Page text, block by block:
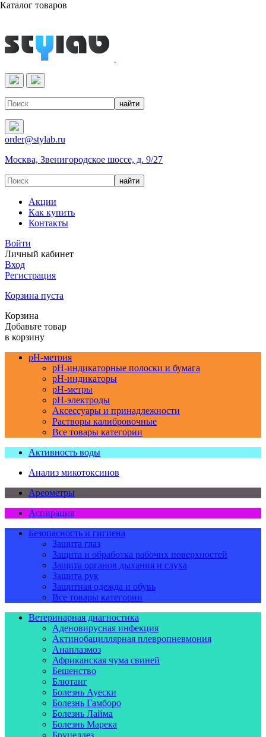
Реактивы & Оборудование
order@stylab.ru
Москва, Звенигородское шоссе, д. 9/27
Акции
Как купить
Контакты
Войти
Личный кабинет
Вход
Регистрация
Корзина пуста
Корзина
Добавьте товар
в корзину
pH-метрия
pH-индикаторные полоски и бумага
pH-индикаторы
pH-метры
pH-электроды
Аксессуары и принадлежности
Растворы калибровочные
Все товары категории
Активность воды
Анализ микотоксинов
Ареометры
Аспирация
Безопасность и гигиена
Защита глаз
Защита и обработка рабочих поверхностей
Защита органов дыхания и слуха
Защита рук
Защитная одежда и обувь
Все товары категории
Ветеринарная диагностика
Аденовирусная инфекция
Актинобациллярная плевропневмония
Анаплазмоз
Африканская чума свиней
Бешенство
Блютанг
Болезнь Ауески
Болезнь Гамборо
Болезнь Лайма
Болезнь Марека
Бруцеллез
Каталог товаров